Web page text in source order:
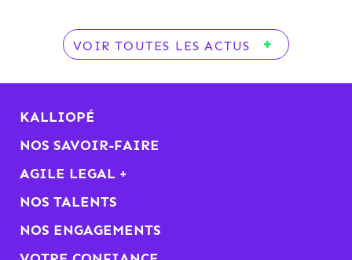
VOIR TOUTES LES ACTUS
KALLIOPÉ
NOS SAVOIR-FAIRE
AGILE LEGAL +
NOS TALENTS
NOS ENGAGEMENTS